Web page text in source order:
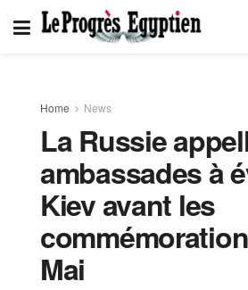
Home News
La Russie
ambassades à
Kiev avant les
Mai